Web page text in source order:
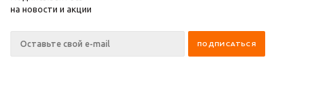
на новости и акции